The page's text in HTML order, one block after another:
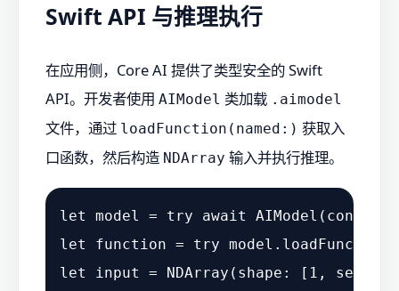
Swift API 与推理执行
在应用侧，Core AI 提供了类型安全的 Swift
API。开发者使用 AIModel 类加载 .aimodel
文件，通过 loadFunction(named:) 获取入
口函数，然后构造 NDArray 输入并执行推理。
let model = try await
AIModel
let
function = try
let
input = NDArray (shape: [ 1